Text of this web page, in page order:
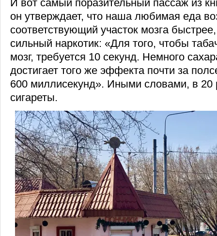
И вот самый поразительный пассаж из
он утверждает, что наша любимая еда
соответствующий участок мозга
сильный наркотик: «Для того, чтобы
мозг, требуется 10 секунд. Немного
достигает того же эффекта почти за
600 миллисекунд». Иными словами, в 20
сигареты.